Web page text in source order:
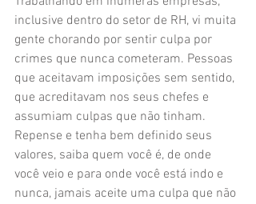
inclusive dentro do setor de RH, vi muita
gente chorando por sentir culpa por
crimes que nunca cometeram. Pessoas
que aceitavam imposições sem sentido,
que acreditavam nos seus chefes e
assumiam culpas que não tinham.
Repense e tenha bem definido seus
valores, saiba quem você é, de onde
você veio e para onde você está indo e
nunca, jamais aceite uma culpa que não